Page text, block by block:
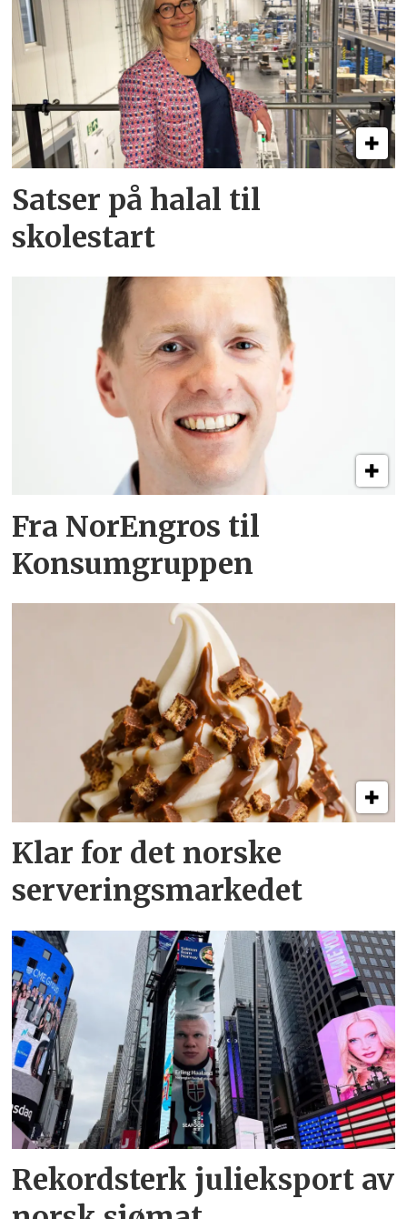
Satser på halal til
skolestart
Fra NorEngros til
Konsumgruppen
Klar for det norske
serveringsmarkedet
Rekordsterk julieksport av